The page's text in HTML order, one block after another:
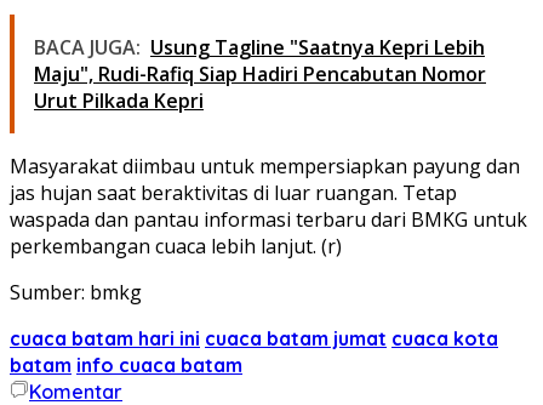
BACA JUGA: Usung Tagline "Saatnya Kepri Lebih
Maju", Rudi-Rafiq Siap Hadiri Pencabutan Nomor
Urut Pilkada Kepri
Masyarakat diimbau untuk mempersiapkan payung dan
jas hujan saat beraktivitas di luar ruangan. Tetap
waspada dan pantau informasi terbaru dari BMKG untuk
perkembangan cuaca lebih lanjut. (r)
Sumber: bmkg
cuaca batam hari ini cuaca batam jumat cuaca kota
batam info cuaca batam
Komentar